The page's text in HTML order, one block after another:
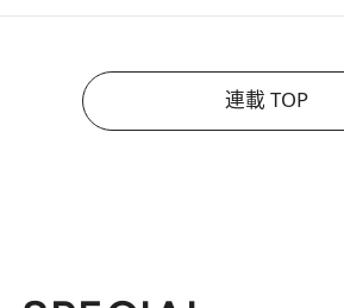
連載 TOP